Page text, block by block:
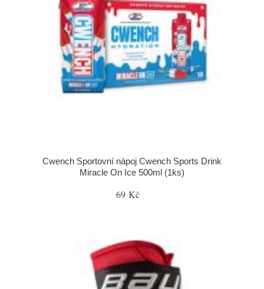
Cwench Sportovní nápoj Cwench Sports Drink
Miracle On Ice 500ml (1ks)
69 Kč